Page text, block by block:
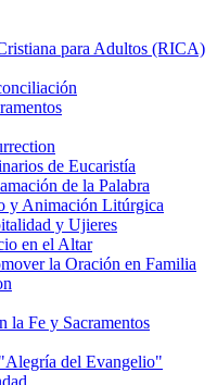
para Adultos (RICA)
de Eucaristía
de la Palabra
y Animación Litúrgica
y Ujieres
en el Altar
la Oración en Familia
la Fe y Sacramentos
del Evangelio"